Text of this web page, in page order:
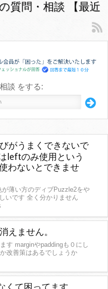
質問・相談 【最近
談 をする:
がうまくできないで
leftのみ使用という
わないとできませ
薄い方のディブPuzzle2をや
いです 全く分かりません
えません。
す marginやpaddingも０にし
改善策はあるでしょうか